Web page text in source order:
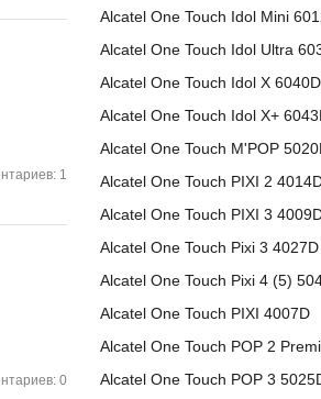
1
0
Alcatel One Touch Idol Mini
Alcatel One Touch Idol Ultra
Alcatel One Touch Idol X 6040D
Alcatel One Touch Idol X+
Alcatel One Touch M'POP
Alcatel One Touch PIXI 2
Alcatel One Touch PIXI 3
Alcatel One Touch Pixi 3 4027D
Alcatel One Touch Pixi 4 (5)
Alcatel One Touch PIXI 4007D
Alcatel One Touch POP 2
Alcatel One Touch POP 3